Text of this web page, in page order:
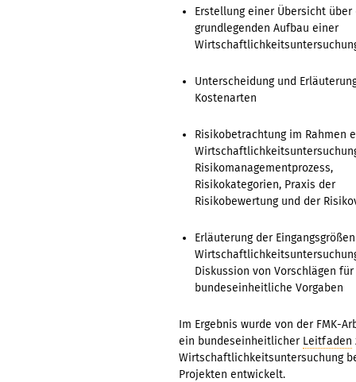
Erstellung einer Übersicht über
grundlegenden Aufbau einer
Unterscheidung und
Kostenarten
Risikobetrachtung im Rahmen
Risikomanagementprozess,
Risikokategorien, Praxis der
Risikobewertung und der
Erläuterung der
Diskussion von Vorschlägen für
bundeseinheitliche Vorgaben
Im Ergebnis wurde von der FMK-
ein bundeseinheitlicher Leitfaden
Wirtschaftlichkeitsuntersuchung
Projekten entwickelt.